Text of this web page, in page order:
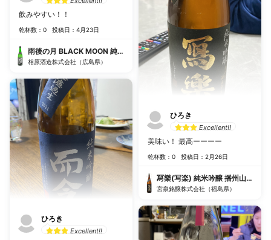
飲みやすい！！
乾杯数：0 投稿日：4月23日
雨後の月 BLACK MOON 純米吟醸 火入れ
相原酒造株式会社（広島県）
ひろき
Excellent!!
ひろき
Excellent!!
美味い！ 最高ーーーー
乾杯数：0 投稿日：2月26日
冩樂(写楽) 純米吟醸 播州山田錦
宮泉銘醸株式会社（福島県）